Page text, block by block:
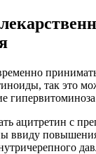
так это
ацитретин с
ввиду